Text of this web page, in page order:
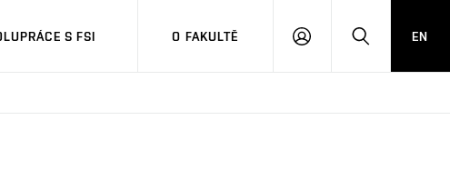
S FSI O FAKULTĚ
PŘIHLÁŠENÍHLEDAT
EN